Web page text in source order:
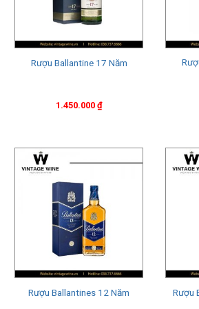
trên thế giới. Rượu Ballantine’s 21 Year
vị đặc trưng và phức tạp, hòa quyện
mật ong, vani và một chút hương khói.
đến 150 USD một chai, rượu
Ballantine’s.
Rượu Ballantine’s 30 Year Old là một
cao cấp nhất của thương hiệu
thùng gỗ sồi ít nhất 30 năm và mang
tạp và độc đáo, hòa quyện giữa hương
vani và một chút hương khói. Quá trình
thực hiện tại các nhà máy chuyên dụng
Scotland, nơi có điều kiện tự nhiên và
quá trình ủ rượu. Vì tính cao cấp và
Ballantine’s 30 Year Old thường rất
Rượu Ballantine 17 Năm
1.450.000 ₫
Rượu Ballantines 12 Năm
Rượu